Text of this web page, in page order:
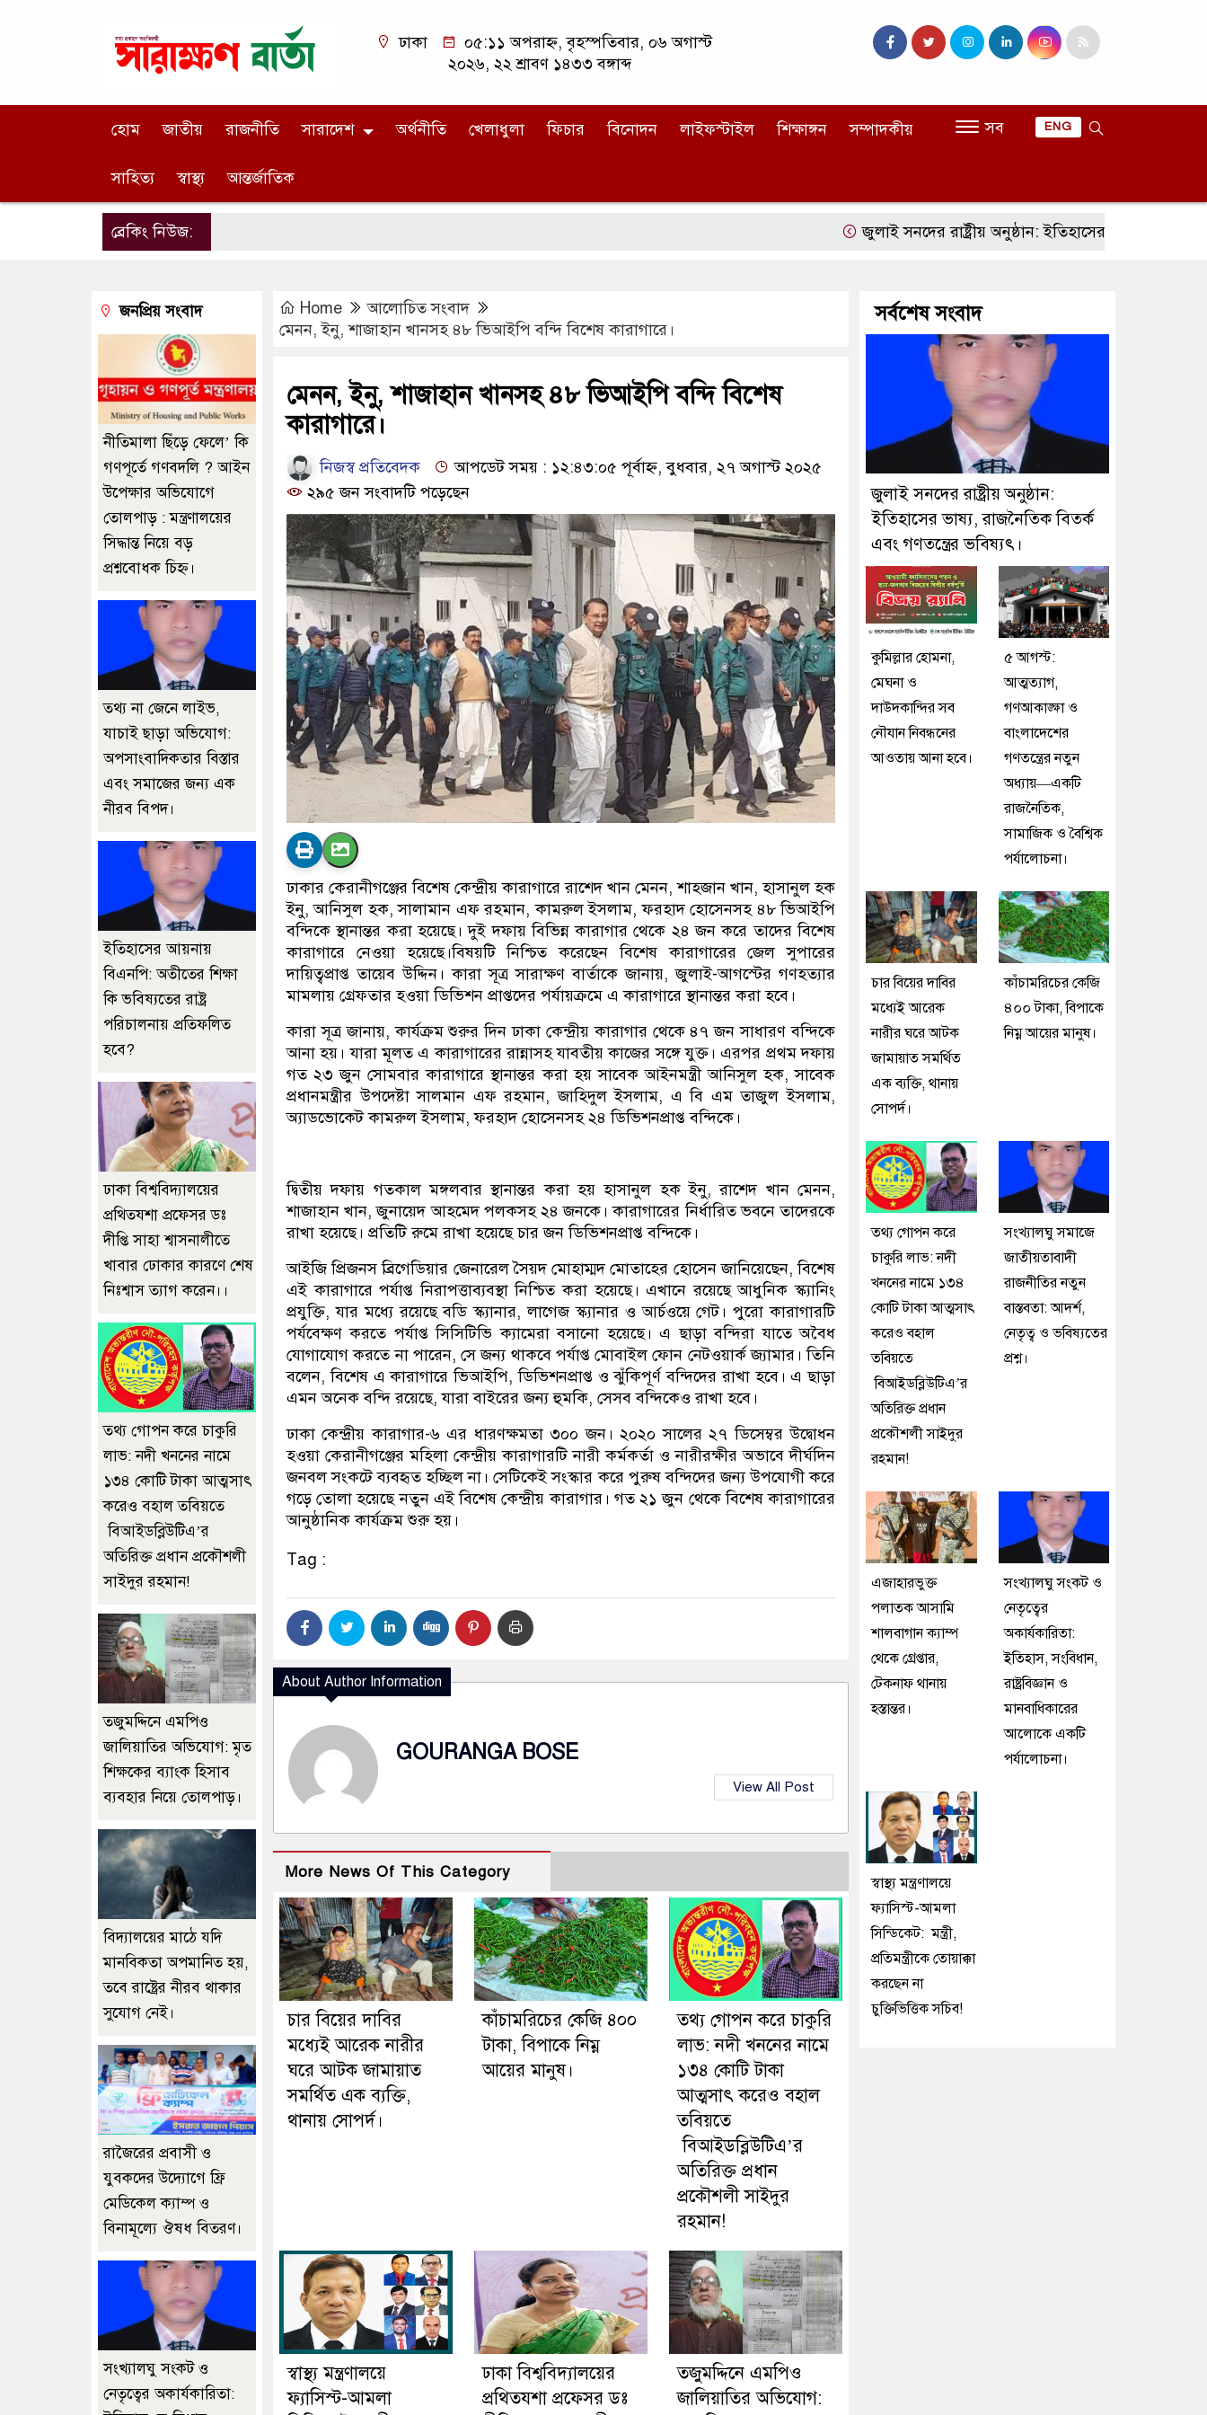
ঢাকা
০৫:১১ অপরাহ্ন, বৃহস্পতিবার, ০৬ অগাস্ট
২০২৬, ২২ শ্রাবণ ১৪৩৩ বঙ্গাব্দ
হোম জাতীয় রাজনীতি সারাদেশ অর্থনীতি খেলাধুলা ফিচার বিনোদন লাইফস্টাইল শিক্ষাঙ্গন সম্পাদকীয়
সাহিত্য স্বাস্থ্য আন্তর্জাতিক
সব ENG
ব্রেকিং নিউজ: জুলাই সনদের রাষ্ট্রীয় অনুষ্ঠান: ইতিহাসের ভাষ্য, রাজনৈতিক
Home
আলোচিত সংবাদ
মেনন, ইনু, শাজাহান খানসহ ৪৮ ভিআইপি বন্দি বিশেষ কারাগারে।
মেনন, ইনু, শাজাহান খানসহ ৪৮ ভিআইপি বন্দি বিশেষ
কারাগারে।
নিজস্ব প্রতিবেদক
আপডেট সময় : ১২:৪৩:০৫ পূর্বাহ্ন, বুধবার, ২৭ অগাস্ট ২০২৫
২৯৫ জন সংবাদটি পড়েছেন
ঢাকার কেরানীগঞ্জের বিশেষ কেন্দ্রীয় কারাগারে রাশেদ খান মেনন, শাহজান খান, হাসানুল হক
ইনু, আনিসুল হক, সালামান এফ রহমান, কামরুল ইসলাম, ফরহাদ হোসেনসহ ৪৮ ভিআইপি
বন্দিকে স্থানান্তর করা হয়েছে। দুই দফায় বিভিন্ন কারাগার থেকে ২৪ জন করে তাদের বিশেষ
কারাগারে নেওয়া হয়েছে।বিষয়টি নিশ্চিত করেছেন বিশেষ কারাগারের জেল সুপারের
দায়িত্বপ্রাপ্ত তায়েব উদ্দিন। কারা সূত্র সারাক্ষণ বার্তাকে জানায়, জুলাই-আগস্টের গণহত্যার
মামলায় গ্রেফতার হওয়া ডিভিশন প্রাপ্তদের পর্যায়ক্রমে এ কারাগারে স্থানান্তর করা হবে।
কারা সূত্র জানায়, কার্যক্রম শুরুর দিন ঢাকা কেন্দ্রীয় কারাগার থেকে ৪৭ জন সাধারণ বন্দিকে
আনা হয়। যারা মূলত এ কারাগারের রান্নাসহ যাবতীয় কাজের সঙ্গে যুক্ত। এরপর প্রথম দফায়
গত ২৩ জুন সোমবার কারাগারে স্থানান্তর করা হয় সাবেক আইনমন্ত্রী আনিসুল হক, সাবেক
প্রধানমন্ত্রীর উপদেষ্টা সালমান এফ রহমান, জাহিদুল ইসলাম, এ বি এম তাজুল ইসলাম,
অ্যাডভোকেট কামরুল ইসলাম, ফরহাদ হোসেনসহ ২৪ ডিভিশনপ্রাপ্ত বন্দিকে।
দ্বিতীয় দফায় গতকাল মঙ্গলবার স্থানান্তর করা হয় হাসানুল হক ইনু, রাশেদ খান মেনন,
শাজাহান খান, জুনায়েদ আহমেদ পলকসহ ২৪ জনকে। কারাগারের নির্ধারিত ভবনে তাদেরকে
রাখা হয়েছে। প্রতিটি রুমে রাখা হয়েছে চার জন ডিভিশনপ্রাপ্ত বন্দিকে।
আইজি প্রিজনস ব্রিগেডিয়ার জেনারেল সৈয়দ মোহাম্মদ মোতাহের হোসেন জানিয়েছেন, বিশেষ
এই কারাগারে পর্যাপ্ত নিরাপত্তাব্যবস্থা নিশ্চিত করা হয়েছে। এখানে রয়েছে আধুনিক স্ক্যানিং
প্রযুক্তি, যার মধ্যে রয়েছে বডি স্ক্যানার, লাগেজ স্ক্যানার ও আর্চওয়ে গেট। পুরো কারাগারটি
পর্যবেক্ষণ করতে পর্যাপ্ত সিসিটিভি ক্যামেরা বসানো হয়েছে। এ ছাড়া বন্দিরা যাতে অবৈধ
যোগাযোগ করতে না পারেন, সে জন্য থাকবে পর্যাপ্ত মোবাইল ফোন নেটওয়ার্ক জ্যামার। তিনি
বলেন, বিশেষ এ কারাগারে ভিআইপি, ডিভিশনপ্রাপ্ত ও ঝুঁকিপূর্ণ বন্দিদের রাখা হবে। এ ছাড়া
এমন অনেক বন্দি রয়েছে, যারা বাইরের জন্য হুমকি, সেসব বন্দিকেও রাখা হবে।
ঢাকা কেন্দ্রীয় কারাগার-৬ এর ধারণক্ষমতা ৩০০ জন। ২০২০ সালের ২৭ ডিসেম্বর উদ্বোধন
হওয়া কেরানীগঞ্জের মহিলা কেন্দ্রীয় কারাগারটি নারী কর্মকর্তা ও নারীরক্ষীর অভাবে দীর্ঘদিন
জনবল সংকটে ব্যবহৃত হচ্ছিল না। সেটিকেই সংস্কার করে পুরুষ বন্দিদের জন্য উপযোগী করে
গড়ে তোলা হয়েছে নতুন এই বিশেষ কেন্দ্রীয় কারাগার। গত ২১ জুন থেকে বিশেষ কারাগারের
আনুষ্ঠানিক কার্যক্রম শুরু হয়।
Tag :
About Author Information
GOURANGA BOSE
View All Post
More News Of This Category
চার বিয়ের দাবির
মধ্যেই আরেক নারীর
ঘরে আটক জামায়াত
সমর্থিত এক ব্যক্তি,
থানায় সোপর্দ।
কাঁচামরিচের কেজি ৪০০
টাকা, বিপাকে নিম্ন
আয়ের মানুষ।
তথ্য গোপন করে চাকুরি
লাভ: নদী খননের নামে
১৩৪ কোটি টাকা
আত্মসাৎ করেও বহাল
তবিয়তে
বিআইডব্লিউটিএ’র
অতিরিক্ত প্রধান
প্রকৌশলী সাইদুর
রহমান!
স্বাস্থ্য মন্ত্রণালয়ে
ফ্যাসিস্ট-আমলা
ঢাকা বিশ্ববিদ্যালয়ের
প্রথিতযশা প্রফেসর ডঃ
তজুমদ্দিনে এমপিও
জালিয়াতির অভিযোগ:
জনপ্রিয় সংবাদ
নীতিমালা ছিঁড়ে ফেলে’ কি
গণপূর্তে গণবদলি ? আইন
উপেক্ষার অভিযোগে
তোলপাড় : মন্ত্রণালয়ের
সিদ্ধান্ত নিয়ে বড়
প্রশ্নবোধক চিহ্ন।
তথ্য না জেনে লাইভ,
যাচাই ছাড়া অভিযোগ:
অপসাংবাদিকতার বিস্তার
এবং সমাজের জন্য এক
নীরব বিপদ।
ইতিহাসের আয়নায়
বিএনপি: অতীতের শিক্ষা
কি ভবিষ্যতের রাষ্ট্র
পরিচালনায় প্রতিফলিত
হবে?
ঢাকা বিশ্ববিদ্যালয়ের
প্রথিতযশা প্রফেসর ডঃ
দীপ্তি সাহা শ্বাসনালীতে
খাবার ঢোকার কারণে শেষ
নিঃশ্বাস ত্যাগ করেন।।
তথ্য গোপন করে চাকুরি
লাভ: নদী খননের নামে
১৩৪ কোটি টাকা আত্মসাৎ
করেও বহাল তবিয়তে
বিআইডব্লিউটিএ’র
অতিরিক্ত প্রধান প্রকৌশলী
সাইদুর রহমান!
তজুমদ্দিনে এমপিও
জালিয়াতির অভিযোগ: মৃত
শিক্ষকের ব্যাংক হিসাব
ব্যবহার নিয়ে তোলপাড়।
বিদ্যালয়ের মাঠে যদি
মানবিকতা অপমানিত হয়,
তবে রাষ্ট্রের নীরব থাকার
সুযোগ নেই।
রাজৈরের‌ প্রবাসী ও
যুবকদের উদ্যোগে ফ্রি
মেডিকেল ক্যাম্প ও
বিনামূল্যে ঔষধ বিতরণ।
সংখ্যালঘু সংকট ও
নেতৃত্বের অকার্যকারিতা:
সর্বশেষ সংবাদ
জুলাই সনদের রাষ্ট্রীয় অনুষ্ঠান:
ইতিহাসের ভাষ্য, রাজনৈতিক বিতর্ক
এবং গণতন্ত্রের ভবিষ্যৎ।
কুমিল্লার হোমনা,
মেঘনা ও
দাউদকান্দির সব
নৌযান নিবন্ধনের
আওতায় আনা হবে।
৫ আগস্ট:
আত্মত্যাগ,
গণআকাঙ্ক্ষা ও
বাংলাদেশের
গণতন্ত্রের নতুন
অধ্যায়—একটি
রাজনৈতিক,
সামাজিক ও বৈশ্বিক
পর্যালোচনা।
চার বিয়ের দাবির
মধ্যেই আরেক
নারীর ঘরে আটক
জামায়াত সমর্থিত
এক ব্যক্তি, থানায়
সোপর্দ।
কাঁচামরিচের কেজি
৪০০ টাকা, বিপাকে
নিম্ন আয়ের মানুষ।
তথ্য গোপন করে
চাকুরি লাভ: নদী
খননের নামে ১৩৪
কোটি টাকা আত্মসাৎ
করেও বহাল
তবিয়তে
বিআইডব্লিউটিএ’র
অতিরিক্ত প্রধান
প্রকৌশলী সাইদুর
রহমান!
সংখ্যালঘু সমাজে
জাতীয়তাবাদী
রাজনীতির নতুন
বাস্তবতা: আদর্শ,
নেতৃত্ব ও ভবিষ্যতের
প্রশ্ন।
এজাহারভুক্ত
পলাতক আসামি
শালবাগান ক্যাম্প
থেকে গ্রেপ্তার,
টেকনাফ থানায়
হস্তান্তর।
সংখ্যালঘু সংকট ও
নেতৃত্বের
অকার্যকারিতা:
ইতিহাস, সংবিধান,
রাষ্ট্রবিজ্ঞান ও
মানবাধিকারের
আলোকে একটি
পর্যালোচনা।
স্বাস্থ্য মন্ত্রণালয়ে
ফ্যাসিস্ট-আমলা
সিন্ডিকেট: মন্ত্রী,
প্রতিমন্ত্রীকে তোয়াক্কা
করছেন না
চুক্তিভিত্তিক সচিব!